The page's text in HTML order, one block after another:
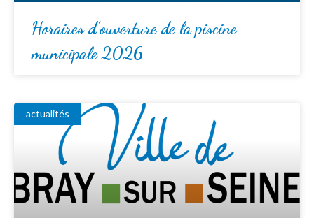
Horaires d’ouverture de la piscine
municipale 2026
actualités